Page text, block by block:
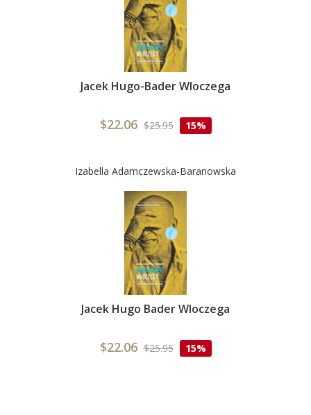
Jacek Hugo-Bader Wloczega
$22.06 $25.95 15%
Izabella Adamczewska-Baranowska
Jacek Hugo Bader Wloczega
$22.06 $25.95 15%